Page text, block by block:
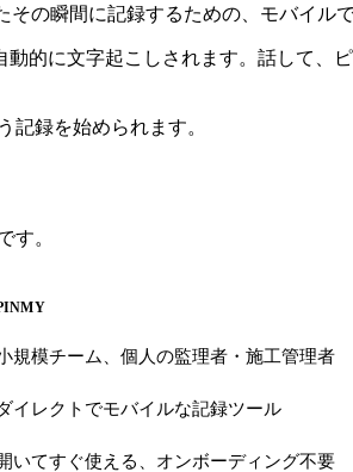
の瞬間に記録するための、モバイル
的に文字起こしされます。話して、
記録を始められます。
す。
規模チーム、個人の監理者・施工管理者
イレクトでモバイルな記録ツール
いてすぐ使える、オンボーディング不要